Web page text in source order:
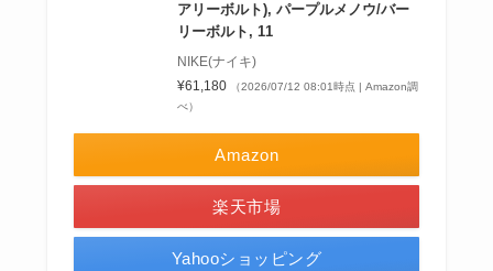
アリーボルト), パープルメノウ/バー
リーボルト, 11
NIKE(ナイキ)
¥61,180
（2026/07/12 08:01時点 | Amazon調
べ）
Amazon
楽天市場
Yahooショッピング